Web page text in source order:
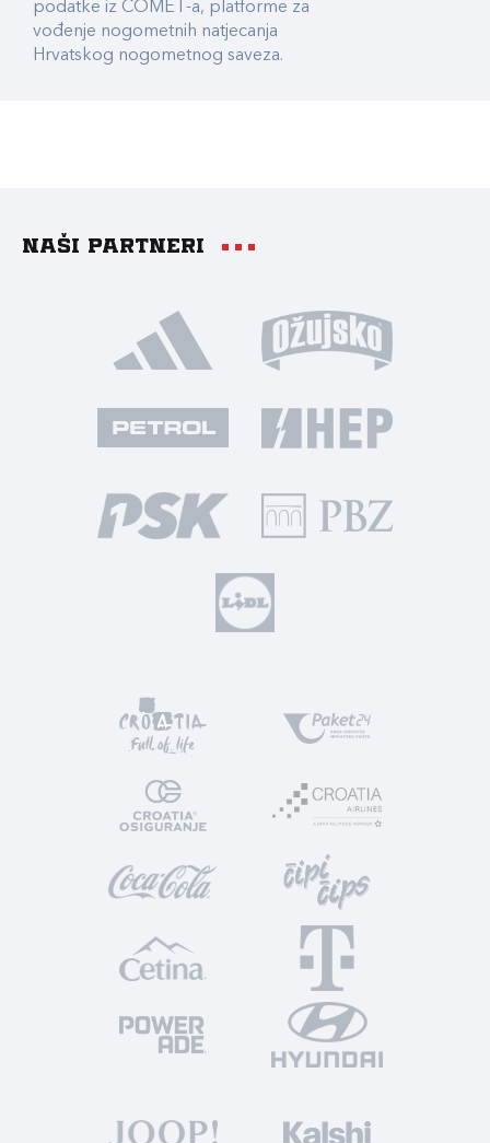
podatke iz COMET-a, platforme za
vođenje nogometnih natjecanja
Hrvatskog nogometnog saveza.
Naši partneri